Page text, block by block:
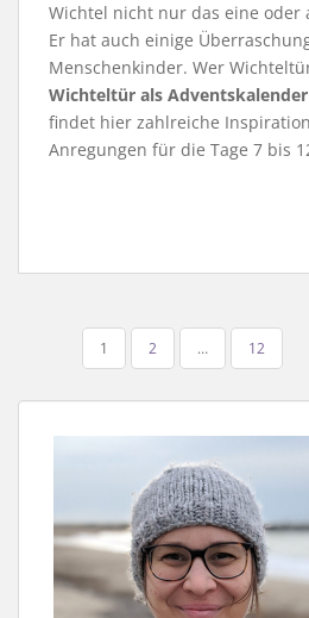
Wichtel nicht nur das eine oder
Er hat auch einige
Menschenkinder. Wer
Wichteltür als Adventskalender
findet hier zahlreiche
Anregungen für die Tage 7 bis
BEITRÄGE
1 2 … 12